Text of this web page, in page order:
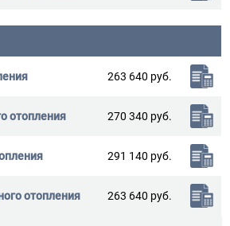
263 640 руб.
270 340 руб.
291 140 руб.
263 640 руб.